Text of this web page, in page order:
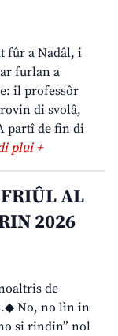
fûr a Nadâl, i
furlan a
il professôr
di svolâ,
partî de fin di
plui +
AL
2026
de
No, no lìn in
si rindin” nol